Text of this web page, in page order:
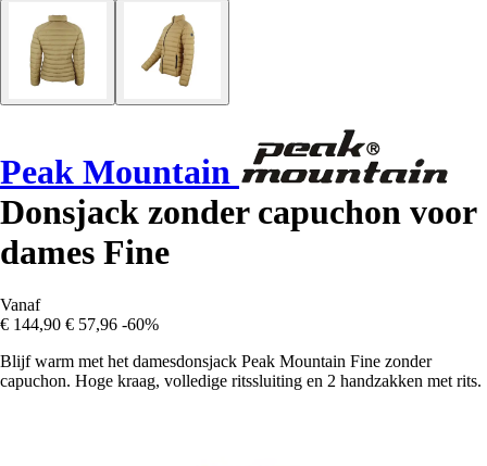
Peak Mountain
Donsjack zonder capuchon voor
dames Fine
Vanaf
€ 144,90 € 57,96 -60%
Blijf warm met het damesdonsjack Peak Mountain Fine zonder
capuchon. Hoge kraag, volledige ritssluiting en 2 handzakken met rits.